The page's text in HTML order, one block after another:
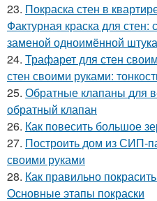
23. Покраска стен в
Фактурная краска для стен:
заменой одноимённой
24. Трафарет для стен
стен своими руками:
25. Обратные клапаны для
обратный клапан
26. Как повесить большое
27. Построить дом из СИП-
своими руками
28. Как правильно
Основные этапы покраски